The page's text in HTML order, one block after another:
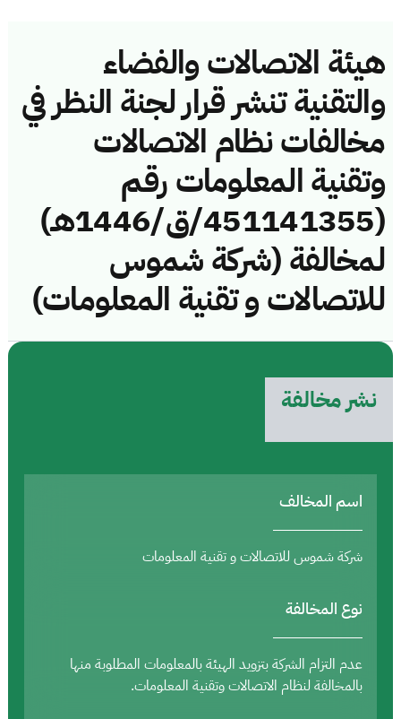
هيئة الاتصالات والفضاء
والتقنية تنشر قرار لجنة النظر في
مخالفات نظام الاتصالات
وتقنية المعلومات رقم
(451141355/ق/1446هـ)
لمخالفة (شركة شموس
للاتصالات و تقنية المعلومات)
نشر مخالفة
اسم المخالف
شركة شموس للاتصالات و تقنية المعلومات
نوع المخالفة
عدم التزام الشركة بتزويد الهيئة بالمعلومات المطلوبة منها
بالمخالفة لنظام الاتصالات وتقنية المعلومات.